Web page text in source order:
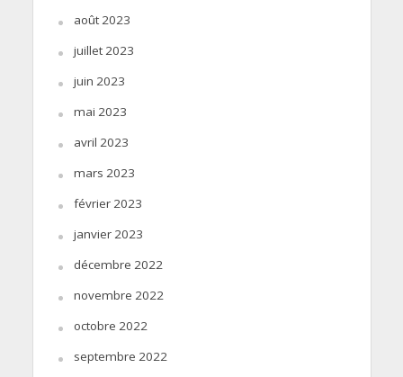
août 2023
juillet 2023
juin 2023
mai 2023
avril 2023
mars 2023
février 2023
janvier 2023
décembre 2022
novembre 2022
octobre 2022
septembre 2022